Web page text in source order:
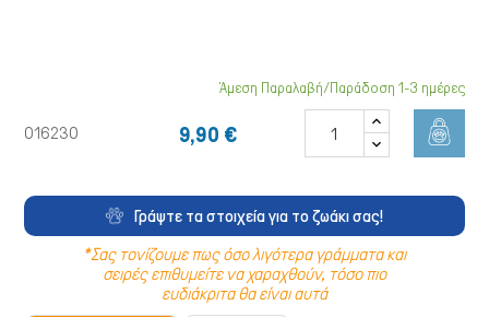
Γάτα
016230
Άμεση Παραλαβή/Παράδοση 1-3 ημέρες
9,90 €
Γράψτε τα στοιχεία για το ζωάκι σας!
*Σας τονίζουμε πως όσο λιγότερα γράμματα και
σειρές επιθυμείτε να χαραχθούν, τόσο πιο
ευδιάκριτα θα είναι αυτά